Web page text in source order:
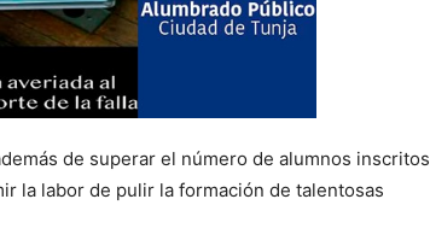
de superar el número de alumnos inscritos
la labor de pulir la formación de talentosas